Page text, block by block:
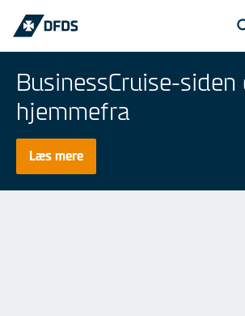
BusinessCruise-
hjemmefra
Læs mere